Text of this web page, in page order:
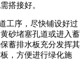
搭接好。
工序，尽快铺设好过
砂堵塞孔道或进入蓄
蓄排水板充分发挥其
，方便进行绿化施